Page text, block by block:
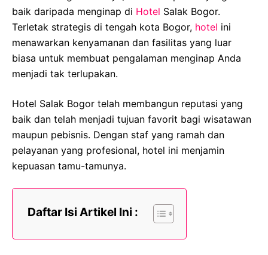
baik daripada menginap di Hotel Salak Bogor.
Terletak strategis di tengah kota Bogor, hotel ini
menawarkan kenyamanan dan fasilitas yang luar
biasa untuk membuat pengalaman menginap Anda
menjadi tak terlupakan.
Hotel Salak Bogor telah membangun reputasi yang
baik dan telah menjadi tujuan favorit bagi wisatawan
maupun pebisnis. Dengan staf yang ramah dan
pelayanan yang profesional, hotel ini menjamin
kepuasan tamu-tamunya.
Daftar Isi Artikel Ini :